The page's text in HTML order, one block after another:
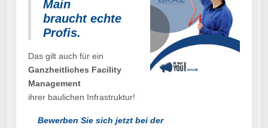
Main
braucht echte
Profis.
Das gilt auch für ein
Ganzheitliches Facility
Management
ihrer baulichen Infrastruktur!
Bewerben Sie sich jetzt bei der